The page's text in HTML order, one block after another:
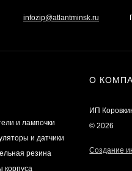
infozip@atlantminsk.ru
и лампочки
и датчики
резина
корпуса
О
ИП
© 2026
Создание